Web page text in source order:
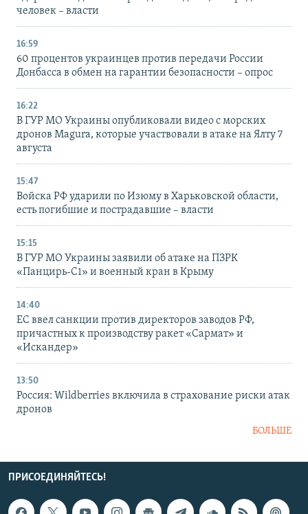
человек – власти
16:59
60 процентов украинцев против передачи России
Донбасса в обмен на гарантии безопасности – опрос
16:22
В ГУР МО Украины опубликовали видео с морских
дронов Magura, которые участвовали в атаке на Ялту 7
августа
15:47
Войска РФ ударили по Изюму в Харьковской области,
есть погибшие и пострадавшие – власти
15:15
В ГУР МО Украины заявили об атаке на ПЗРК
«Панцирь-С1» и военный кран в Крыму
14:40
ЕС ввел санкции против директоров заводов РФ,
причастных к производству ракет «Сармат» и
«Искандер»
13:50
Россия: Wildberries включила в страхование риски атак
дронов
БОЛЬШЕ
ПРИСОЕДИНЯЙТЕСЬ!